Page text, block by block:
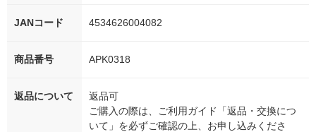
JANコード 4534626004082
商品番号 APK0318
返品について
返品可
ご購入の際は、ご利用ガイド「返品・交換につ
いて」を必ずご確認の上、お申し込みくださ